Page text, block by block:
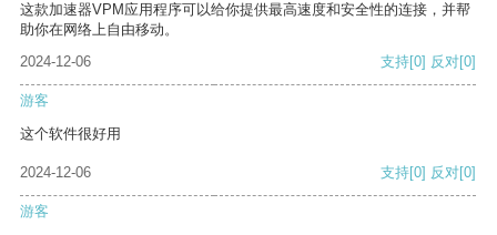
这款加速器VPM应用程序可以给你提供最高速度和安全性的连接，并帮
助你在网络上自由移动。
2024-12-06
支持[0] 反对[0]
游客
这个软件很好用
2024-12-06 支持[0] 反对[0]
游客